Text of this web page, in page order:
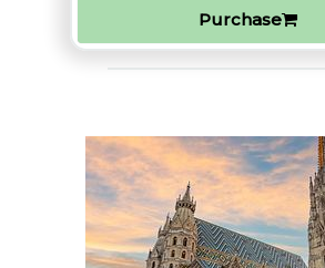
Purchase